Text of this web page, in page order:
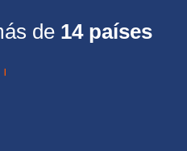
de14 países